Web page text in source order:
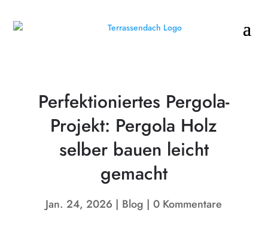
Perfektioniertes Pergola-
Projekt: Pergola Holz
selber bauen leicht
gemacht
Jan. 24, 2026 Blog 0 Kommentare